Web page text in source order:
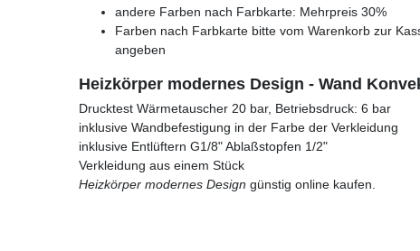
andere Farben nach Farbkarte: Mehrpreis 30%
Farben nach Farbkarte bitte vom Warenkorb zur
angeben
Heizkörper modernes Design - Wand
Drucktest Wärmetauscher 20 bar, Betriebsdruck: 6 bar
inklusive Wandbefestigung in der Farbe der Verkleidung
inklusive Entlüftern G1/8" Ablaßstopfen 1/2"
Verkleidung aus einem Stück
Heizkörper modernes Design günstig online kaufen.